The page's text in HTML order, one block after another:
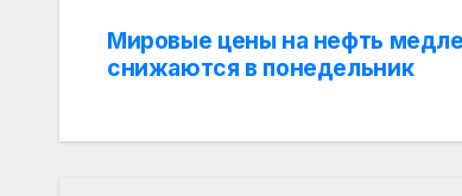
Навигация
записям
Мировые цены на нефть
снижаются в понедельник